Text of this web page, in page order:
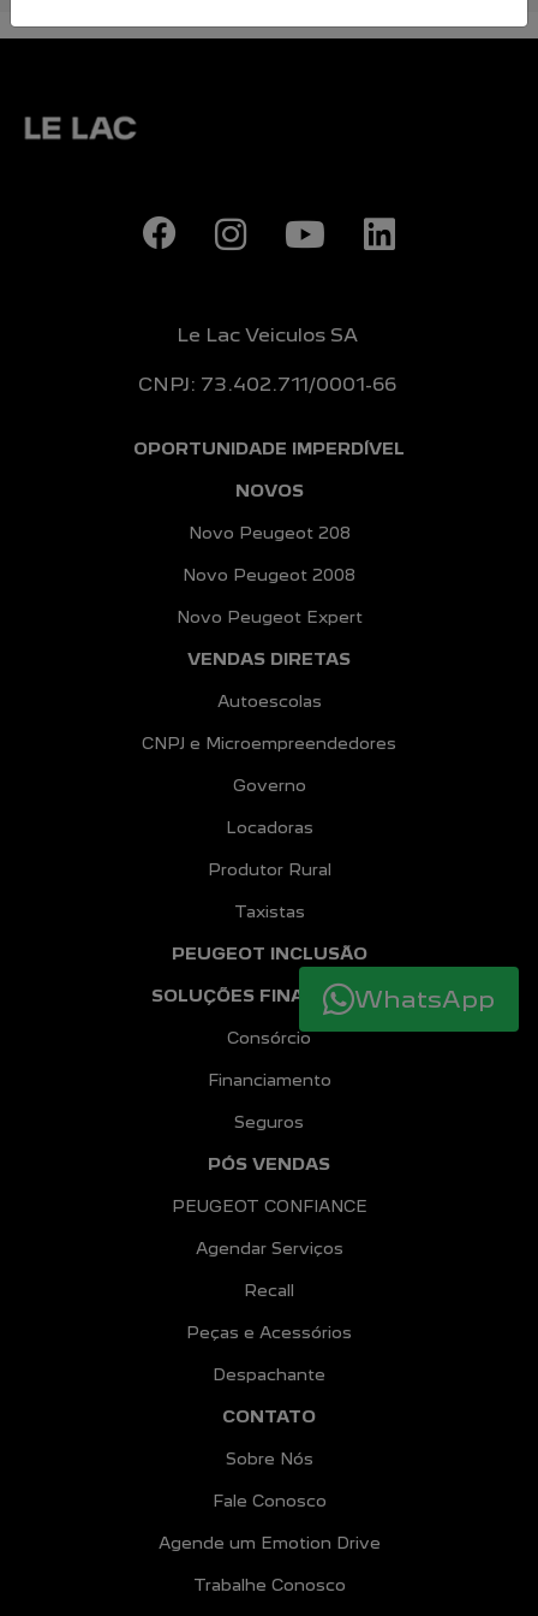
Le Lac Veiculos SA
CNPJ: 73.402.711/0001-66
OPORTUNIDADE IMPERDÍVEL
NOVOS
Novo Peugeot 208
Novo Peugeot 2008
Novo Peugeot Expert
VENDAS DIRETAS
Autoescolas
CNPJ e Microempreendedores
Governo
Locadoras
Produtor Rural
Taxistas
PEUGEOT INCLUSÃO
SOLUÇÕES FINANCEIRAS
Consórcio
Financiamento
Seguros
PÓS VENDAS
PEUGEOT CONFIANCE
Agendar Serviços
Recall
Peças e Acessórios
Despachante
CONTATO
Sobre Nós
Fale Conosco
Agende um Emotion Drive
Trabalhe Conosco
WhatsApp